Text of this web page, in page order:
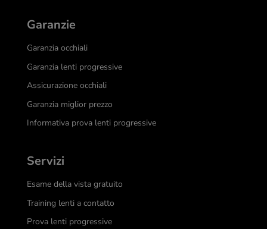
Garanzie
Garanzia occhiali
Garanzia lenti progressive
Assicurazione occhiali
Garanzia miglior prezzo
Informativa prova lenti progressive
Servizi
Esame della vista gratuito
Training lenti a contatto
Prova lenti progressive